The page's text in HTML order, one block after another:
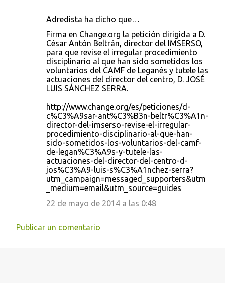
Adredista ha dicho que…
Firma en Change.org la petición dirigida a D.
César Antón Beltrán, director del IMSERSO,
para que revise el irregular procedimiento
disciplinario al que han sido sometidos los
voluntarios del CAMF de Leganés y tutele las
actuaciones del director del centro, D. JOSÉ
LUIS SÁNCHEZ SERRA.
http://www.change.org/es/peticiones/d-
c%C3%A9sar-ant%C3%B3n-beltr%C3%A1n-
director-del-imserso-revise-el-irregular-
procedimiento-disciplinario-al-que-han-
sido-sometidos-los-voluntarios-del-camf-
de-legan%C3%A9s-y-tutele-las-
actuaciones-del-director-del-centro-d-
jos%C3%A9-luis-s%C3%A1nchez-serra?
utm_campaign=messaged_supporters&utm
_medium=email&utm_source=guides
22 de mayo de 2014 a las 0:48
Publicar un comentario